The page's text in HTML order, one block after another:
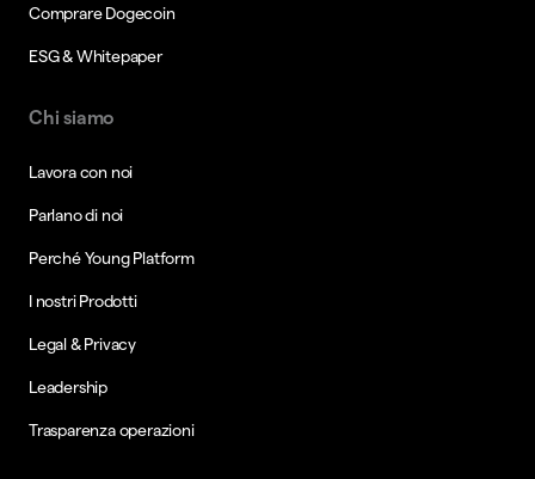
Comprare Dogecoin
ESG & Whitepaper
Chi siamo
Lavora con noi
Parlano di noi
Perché Young Platform
I nostri Prodotti
Legal & Privacy
Leadership
Trasparenza operazioni